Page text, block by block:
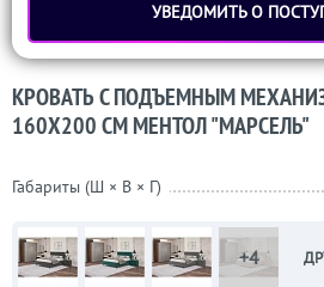
УВЕДОМИТЬ О
КРОВАТЬ С ПОДЪЕМНЫМ
160Х200 СМ МЕНТОЛ "МАРСЕЛЬ"
Габариты (Ш × В × Г)
+4